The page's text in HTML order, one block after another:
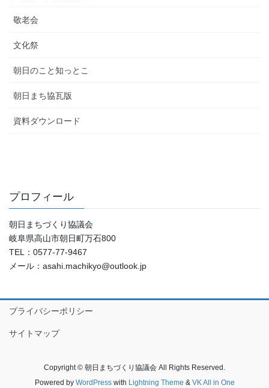
敬老会
文化祭
朝日のこと知っとこ
朝日まち協瓦版
資料ダウンロード
プロフィール
朝日まちづくり協議会
岐阜県高山市朝日町万石800
TEL：0577-77-9467
メール：asahi.machikyo@outlook.jp
プライバシーポリシー
サイトマップ
Copyright © 朝日まちづくり協議会 All Rights Reserved.
Powered by WordPresswith Lightning Theme & VK All in One